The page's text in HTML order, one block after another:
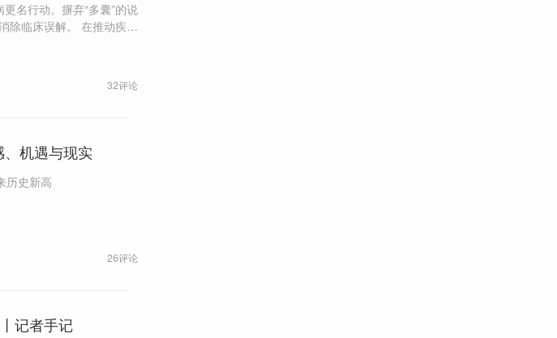
名行动。摒弃“多囊”的说
解。 在推动疾病
者擦亮眼睛，找到合适的
懂多囊的”。
32评论
机遇与现实
历史新高
26评论
记者手记